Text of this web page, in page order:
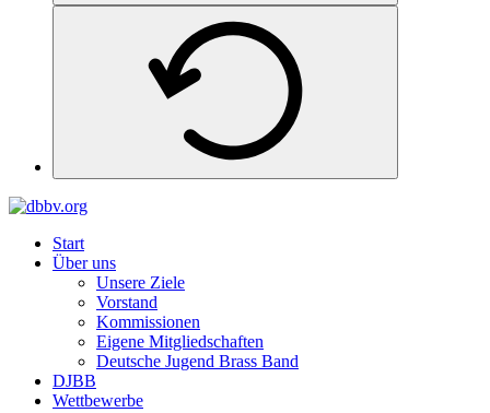
Start
Über uns
Unsere Ziele
Vorstand
Kommissionen
Eigene Mitgliedschaften
Deutsche Jugend Brass Band
DJBB
Wettbewerbe